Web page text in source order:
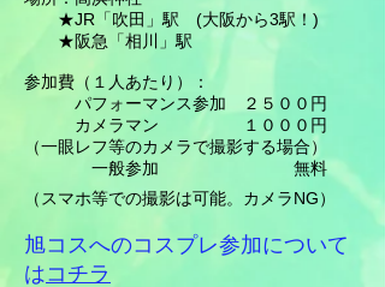
★JR「吹田」駅 (大阪から3駅！)
★阪急「相川」駅
参加費（１人あたり）：
パフォーマンス参加 ２５００円
カメラマン １０００円
（一眼レフ等のカメラで撮影する場合）
一般参加 無料​
（スマホ等での撮影は可能。カメラNG）
旭コスへのコスプレ参加について
はコチラ